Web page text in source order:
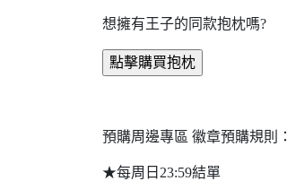
想擁有王子的同款抱枕嗎?
預購周邊專區 徽章預購規則：
★每周日23:59結單